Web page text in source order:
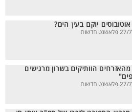
יוקם בעין הים?
חדשות
מהאזרחים הוותיקים בשרון מרגישים
חדשות